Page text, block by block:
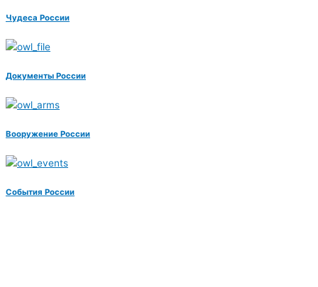
Чудеса России
Документы России
Вооружение России
События России